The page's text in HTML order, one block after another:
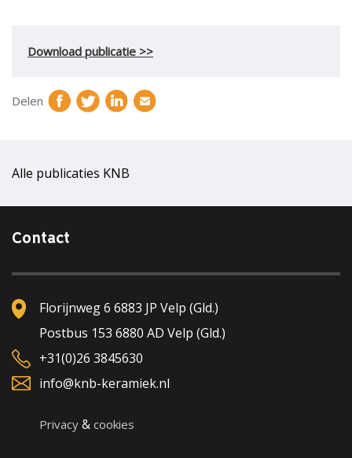
Alle publicaties KNB
Download publicatie >>
Delen
Contact
Florijnweg 6 6883 JP Velp (Gld.)
Postbus 153 6880 AD Velp (Gld.)
+31(0)26 3845630
info@knb-keramiek.nl
Privacy & cookies